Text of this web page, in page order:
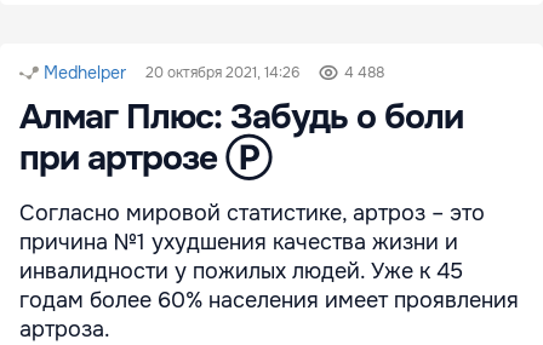
Medhelper 20 октября 2021, 14:26 4 488
Алмаг Плюс: Забудь о боли
при артрозе Ⓟ
Согласно мировой статистике, артроз – это
причина №1 ухудшения качества жизни и
инвалидности у пожилых людей. Уже к 45
годам более 60% населения имеет проявления
артроза.